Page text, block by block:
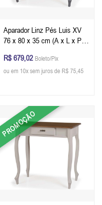
Aparador Linz Pés Luis XV
76 x 80 x 35 cm (A x L x P) -
Glazer
R$ 679,02 Boleto/Pix
ou em 10x sem juros de R$ 75,45
PROMOÇÃO